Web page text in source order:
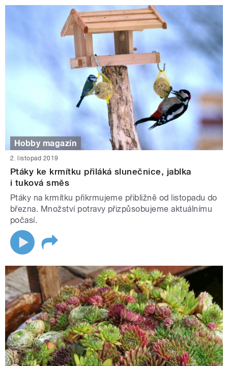
Hobby magazín
2. listopad 2019
Ptáky ke krmítku přiláká slunečnice, jablka
i tuková směs
Ptáky na krmítku přikrmujeme přibližně od listopadu do
března. Množství potravy přizpůsobujeme aktuálnímu
počasí.